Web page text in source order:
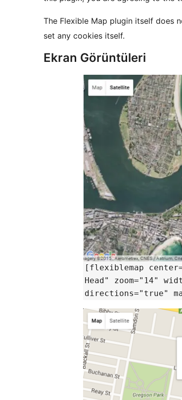
The Flexible Map plugin itself does
set any cookies itself.
Ekran Görüntüleri
[flexiblemap
Head" zoom="14"
directions="true"